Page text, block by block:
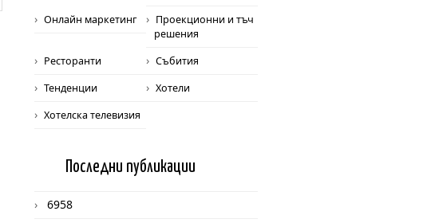
Онлайн маркетинг
Проекционни и тъч
решения
Ресторанти
Събития
Тенденции
Хотели
Хотелска телевизия
Последни публикации
6958